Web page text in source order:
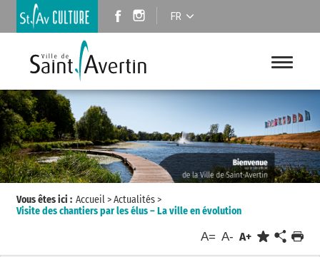
FR
Vous êtes ici : Accueil>Actualités>
Visite des chantiers par les élus – La ville en évolution
A= A- A+